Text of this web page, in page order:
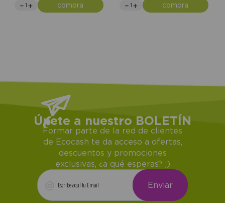
compra compra
Únete a nuestro BOLETÍN
Formar parte de la red de clientes
de Ecocash te da acceso a ofertas,
descuentos y promociones
exclusivas, ¿a qué esperas? ;)